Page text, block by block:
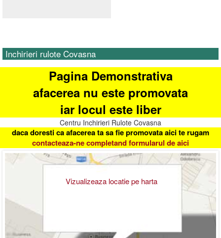
Inchirieri rulote Covasna
Pagina Demonstrativa
afacerea nu este promovata
iar locul este liber
Centru Inchirieri Rulote Covasna
daca doresti ca afacerea ta sa fie promovata aici te rugam
contacteaza-ne completand formularul de aici
Vizualizeaza locatie pe harta